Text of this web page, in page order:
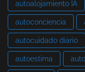
autoalojamiento IA
autoconciencia
autocuidado diario
autoestima